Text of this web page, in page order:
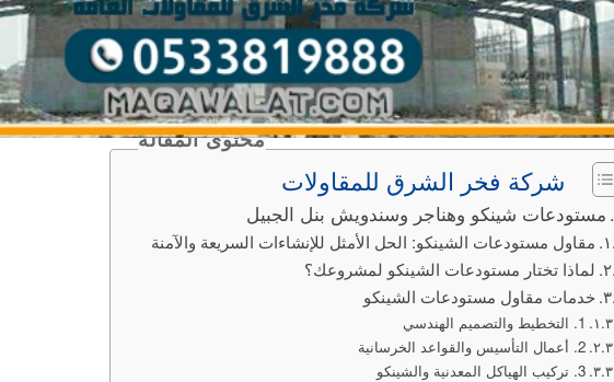
محتوى المقالة
شركة فخر الشرق للمقاولات
مستودعات شينكو وهناجر وسندويش بنل الجبيل
مقاول مستودعات الشينكو: الحل الأمثل للإنشاءات السريعة والآمنة
لماذا تختار مستودعات الشينكو لمشروعك؟
خدمات مقاول مستودعات الشينكو
1. التخطيط والتصميم الهندسي
2. أعمال التأسيس والقواعد الخرسانية
3. تركيب الهياكل المعدنية والشينكو